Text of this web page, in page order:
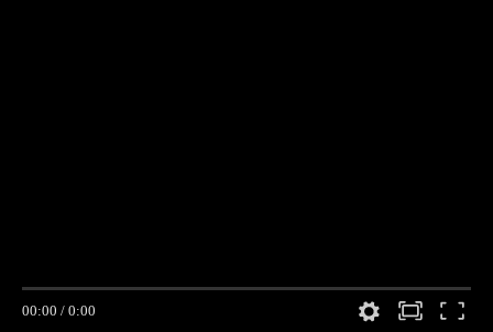
00:00 / 0:00